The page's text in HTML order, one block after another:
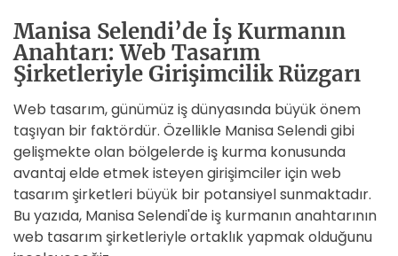
Manisa Selendi’de İş Kurmanın
Anahtarı: Web Tasarım
Şirketleriyle Girişimcilik Rüzgarı
Web tasarım, günümüz iş dünyasında büyük önem
taşıyan bir faktördür. Özellikle Manisa Selendi gibi
gelişmekte olan bölgelerde iş kurma konusunda
avantaj elde etmek isteyen girişimciler için web
tasarım şirketleri büyük bir potansiyel sunmaktadır.
Bu yazıda, Manisa Selendi'de iş kurmanın anahtarının
web tasarım şirketleriyle ortaklık yapmak olduğunu